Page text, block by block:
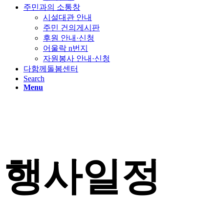
주민과의 소통창
시설대관 안내
주민 건의게시판
후원 안내·신청
어울락 n번지
자원봉사 안내·신청
다함께돌봄센터
Search
Menu
행사일정